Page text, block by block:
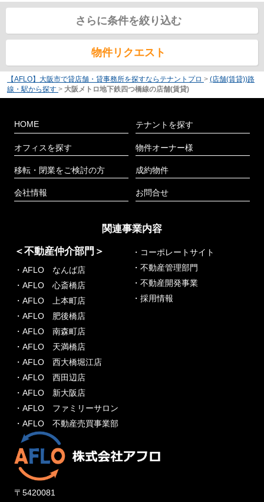
さらに条件を絞り込む
物件リクエスト
【AFLO】大阪市で貸店舗・貸事務所を探すならテナントプロ > (店舗(賃貸))路
線・駅から探す > 大阪メトロ地下鉄四つ橋線の店舗(賃貸)
HOME
オフィスを探す
移転・閉業をご検討の方
会社情報
テナントを探す
物件オーナー様
成約物件
お問合せ
関連事業内容
＜不動産仲介部門＞
・AFLO なんば店
・AFLO 心斎橋店
・AFLO 上本町店
・AFLO 肥後橋店
・AFLO 南森町店
・AFLO 天満橋店
・AFLO 西大橋堀江店
・AFLO 西田辺店
・AFLO 新大阪店
・AFLO ファミリーサロン
・AFLO 不動産売買事業部
・コーポレートサイト
・不動産管理部門
・不動産開発事業
・採用情報
〒5420081